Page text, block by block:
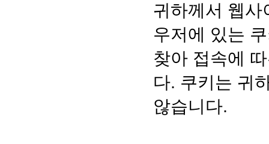
귀하께서 웹사
우저에 있는
찾아 접속에
다. 쿠키는 귀
않습니다.